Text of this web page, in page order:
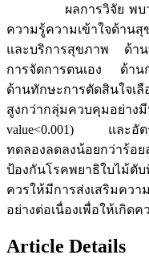
ผลการวิจัย พบว่า
ความรู้ความเข้าใจด้า
และบริการสุขภาพ ด้า
การจัดการตนเอง ด้าน
ด้านทักษะการตัดสินใจเ
สูงกว่ากลุ่มควบคุมอย่า
value<0.001) และอัตร
ทดลองลดลงน้อยกว่าร้อ
ป้องกันโรคพยาธิใบไม้
ควรให้มีการส่งเสริมคว
อย่างต่อเนื่องเพื่อให้เกิด
Article Details